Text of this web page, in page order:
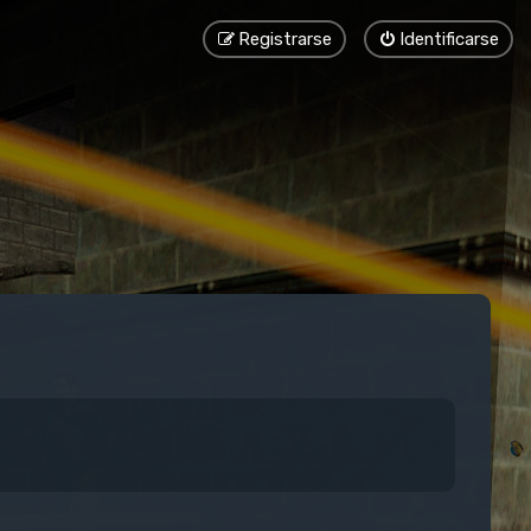
Identificarse
Registrarse